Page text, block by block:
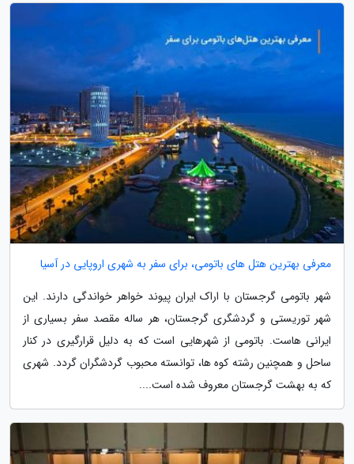
معرفی بهترین هتل های باتومی، برای سفر به شهری اروپایی در آسیا
شهر باتومی گرجستان با اراک ایران پیوند خواهر خواندگی دارند. این
شهر توریستی و گردشگری گرجستان، هر ساله مقصد سفر بسیاری از
ایرانی هاست. باتومی از شهرهایی است که به دلیل قرارگیری در کنار
ساحل و همچنین رشته کوه ها، توانسته محبوب گردشگران گردد. شهری
که به بهشت گرجستان معروف شده است....